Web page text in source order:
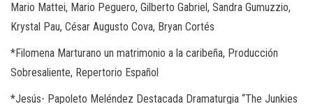
Mario Mattei, Mario Peguero, Gilberto Gabriel, Sandra Gumuzzio,
Krystal Pau, César Augusto Cova, Bryan Cortés
*Filomena Marturano un matrimonio a la caribeña, Producción
Sobresaliente, Repertorio Español
*Jesús- Papoleto Meléndez Destacada Dramaturgia “The Junkies